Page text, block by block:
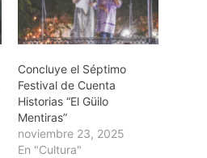
Concluye el Séptimo
Festival de Cuenta
Historias “El Güilo
Mentiras”
noviembre 23, 2025
En "Cultura"